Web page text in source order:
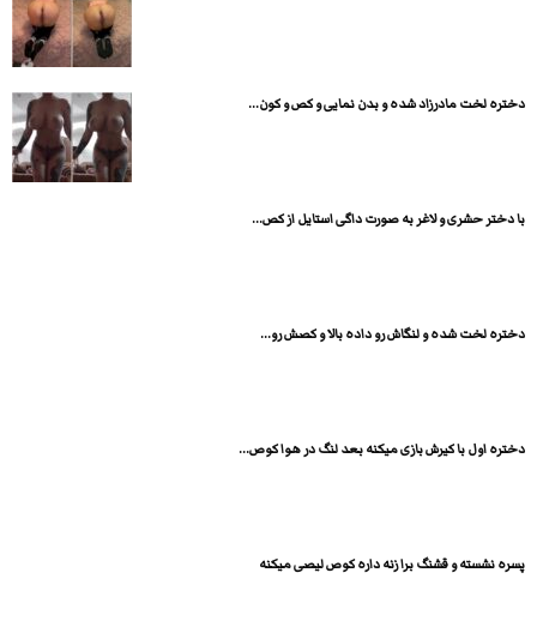
دختره لخت مادرزاد شده و بدن نمایی و کص و کون...
با دختر حشری و لاغر به صورت داگی استایل از کص...
دختره لخت شده و لنگاش رو داده بالا و کصش رو...
دختره اول با کیرش بازی میکنه بعد لنگ در هوا کوص...
پسره نشسته و قشنگ برا زنه داره کوص لیصی میکنه